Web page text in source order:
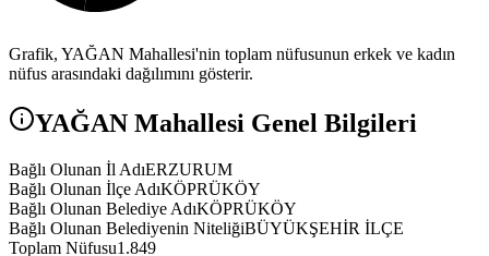
Grafik, YAĞAN Mahallesi'nin toplam nüfusunun erkek ve kadın
nüfus arasındaki dağılımını gösterir.
YAĞAN Mahallesi Genel Bilgileri
Bağlı Olunan İl AdıERZURUM
Bağlı Olunan İlçe AdıKÖPRÜKÖY
Bağlı Olunan Belediye AdıKÖPRÜKÖY
Bağlı Olunan Belediyenin NiteliğiBÜYÜKŞEHİR İLÇE
Toplam Nüfusu1.849